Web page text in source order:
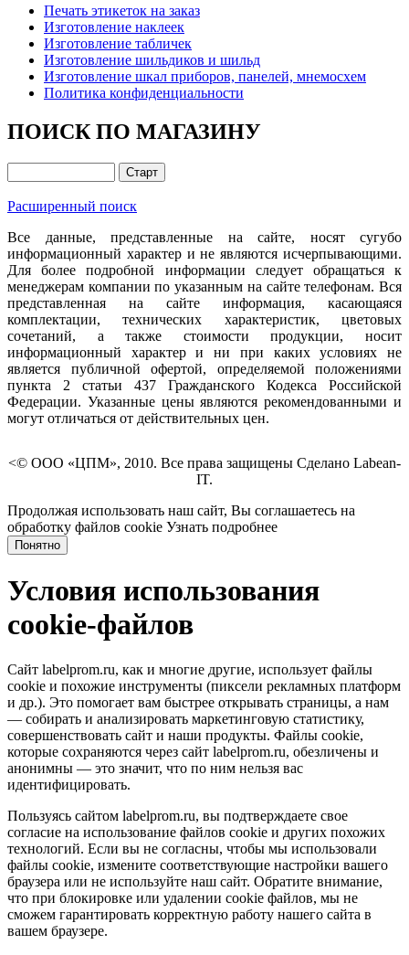
Печать этикеток на заказ
Изготовление наклеек
Изготовление табличек
Изготовление шильдиков и шильд
Изготовление шкал приборов, панелей, мнемосхем
Политика конфиденциальности
ПОИСК ПО МАГАЗИНУ
Расширенный поиск
Все данные, представленные на сайте, носят сугубо
информационный характер и не являются исчерпывающими.
Для более подробной информации следует обращаться к
менеджерам компании по указанным на сайте телефонам. Вся
представленная на сайте информация, касающаяся
комплектации, технических характеристик, цветовых
сочетаний, а также стоимости продукции, носит
информационный характер и ни при каких условиях не
является публичной офертой, определяемой положениями
пункта 2 статьи 437 Гражданского Кодекса Российской
Федерации. Указанные цены являются рекомендованными и
могут отличаться от действительных цен.
<© ООО «ЦПМ», 2010. Все права защищены Сделано Labean-
IT.
Продолжая использовать наш сайт, Вы соглашаетесь на
обработку файлов cookie Узнать подробнее
Понятно
Условия использования
cookie-файлов
Сайт labelprom.ru, как и многие другие, использует файлы
cookie и похожие инструменты (пиксели рекламных платформ
и др.). Это помогает вам быстрее открывать страницы, а нам
— собирать и анализировать маркетинговую статистику,
совершенствовать сайт и наши продукты. Файлы сookie,
которые сохраняются через сайт labelprom.ru, обезличены и
анонимны — это значит, что по ним нельзя вас
идентифицировать.
Пользуясь сайтом labelprom.ru, вы подтверждаете свое
согласие на использование файлов cookie и других похожих
технологий. Если вы не согласны, чтобы мы использовали
файлы cookie, измените соответствующие настройки вашего
браузера или не используйте наш сайт. Обратите внимание,
что при блокировке или удалении cookie файлов, мы не
сможем гарантировать корректную работу нашего сайта в
вашем браузере.